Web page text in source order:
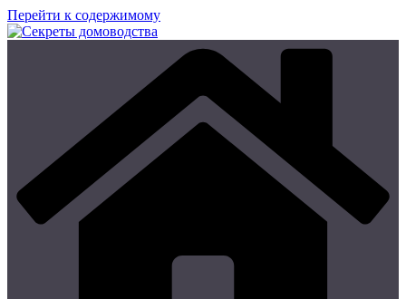
Перейти к содержимому